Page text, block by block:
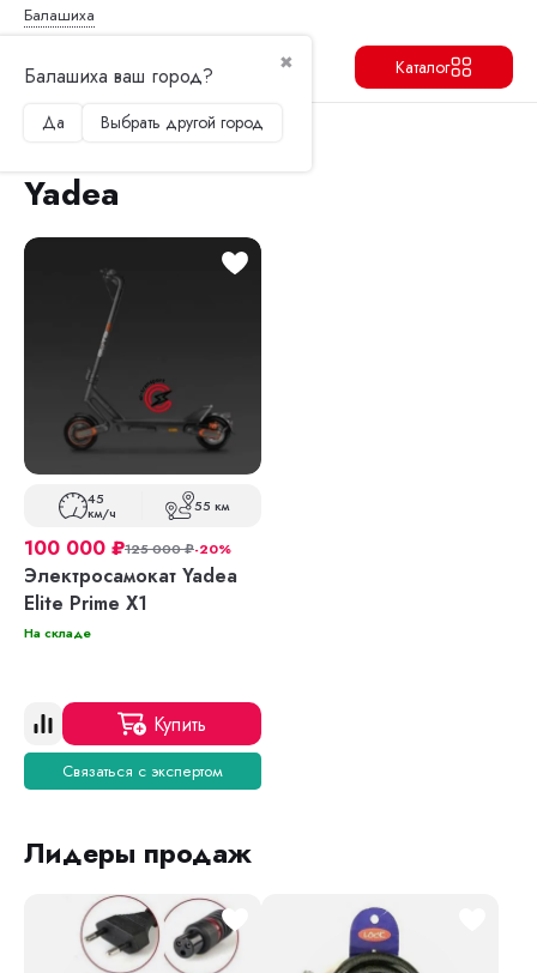
Балашиха
✖
Балашиха ваш город?
Да Выбрать другой город
Каталог
Главная Электросамокаты Yadea
Yadea
45
км/ч 55 км
100 000 ₽125 000₽-20%
Электросамокат Yadea
Elite Prime X1
На складе
Купить
Связаться с экспертом
Лидеры продаж
Продолжить